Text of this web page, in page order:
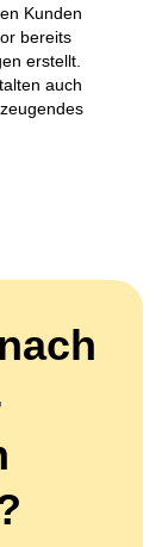
Kunden
bereits
erstellt.
auch